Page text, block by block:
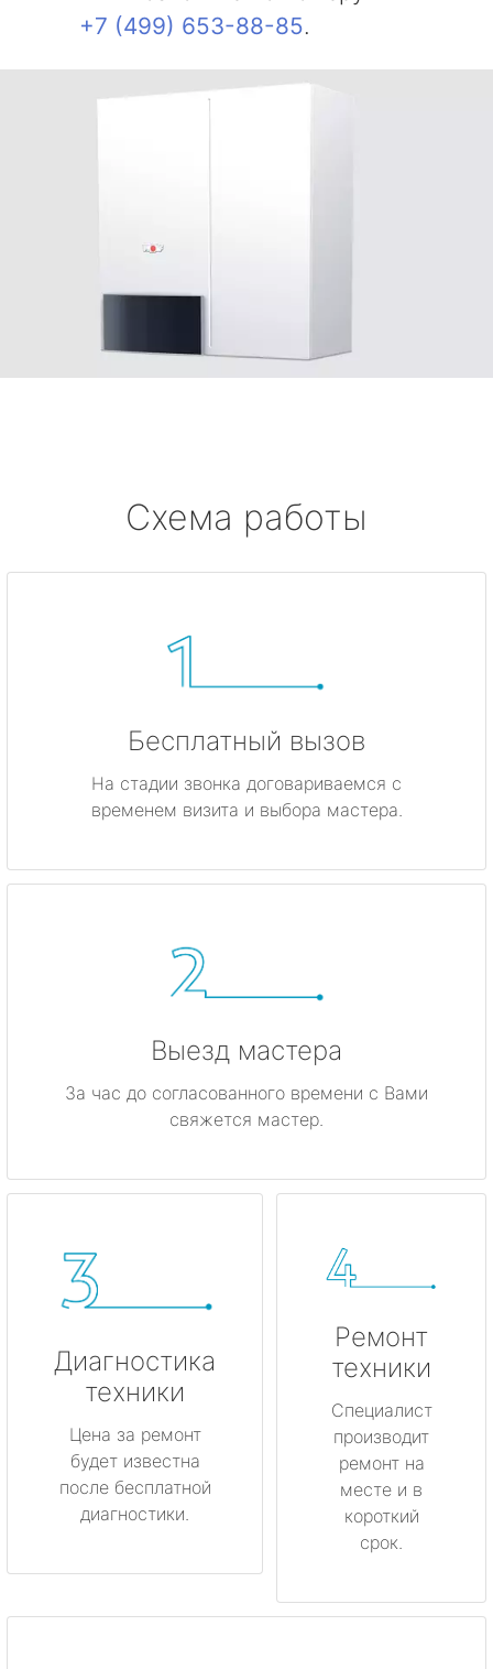
+7 (499) 653-88-85.
Схема работы
Бесплатный вызов
На стадии звонка договариваемся с
временем визита и выбора мастера.
Выезд мастера
За час до согласованного времени с Вами
свяжется мастер.
Диагностика
техники
Цена за ремонт
будет известна
после бесплатной
диагностики.
Ремонт
техники
Специалист
производит
ремонт на
месте и в
короткий
срок.